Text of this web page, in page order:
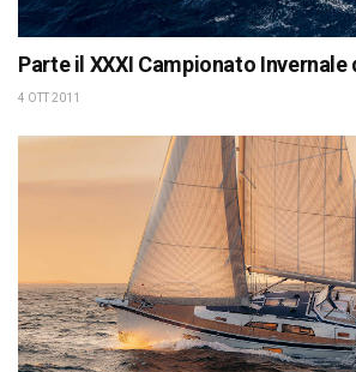
Parte il XXXI Campionato Invernale
4 OTT 2011